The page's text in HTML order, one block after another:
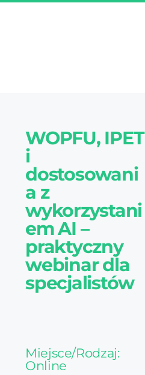
WOPFU, IPET
i
dostosowani
a z
wykorzystani
em AI –
praktyczny
webinar dla
specjalistów
Miejsce/Rodzaj:
Online